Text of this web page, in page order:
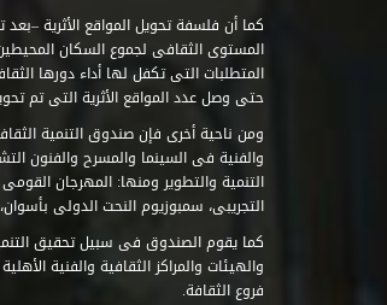
كما أن فلسفة تحويل المواقع الأثرية
المستوى الثقافى لجموع السكان
حتى وصل عدد المواقع الأثرية التى تم تحويلها
ومن ناحية أخرى فإن صندوق التنمية
والفنية فى السينما والمسرح والفنون
التنمية والتطوير ومنها: المهرجان
التجريبى، سمبوزيوم النحت الدولى
كما يقوم الصندوق فى سبيل تحقيق
والهيئات والمراكز الثقافية والفنية
فروع الثقافة.